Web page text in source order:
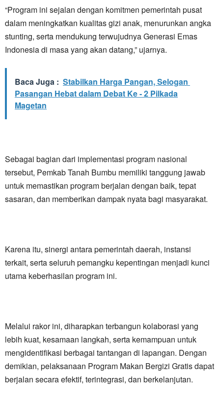
“Program ini sejalan dengan komitmen pemerintah pusat
dalam meningkatkan kualitas gizi anak, menurunkan angka
stunting, serta mendukung terwujudnya Generasi Emas
Indonesia di masa yang akan datang,” ujarnya.
Baca Juga : Stabilkan Harga Pangan, Selogan
Pasangan Hebat dalam Debat Ke - 2 Pilkada
Magetan
Sebagai bagian dari implementasi program nasional
tersebut, Pemkab Tanah Bumbu memiliki tanggung jawab
untuk memastikan program berjalan dengan baik, tepat
sasaran, dan memberikan dampak nyata bagi masyarakat.
Karena itu, sinergi antara pemerintah daerah, instansi
terkait, serta seluruh pemangku kepentingan menjadi kunci
utama keberhasilan program ini.
Melalui rakor ini, diharapkan terbangun kolaborasi yang
lebih kuat, kesamaan langkah, serta kemampuan untuk
mengidentifikasi berbagai tantangan di lapangan. Dengan
demikian, pelaksanaan Program Makan Bergizi Gratis dapat
berjalan secara efektif, terintegrasi, dan berkelanjutan.